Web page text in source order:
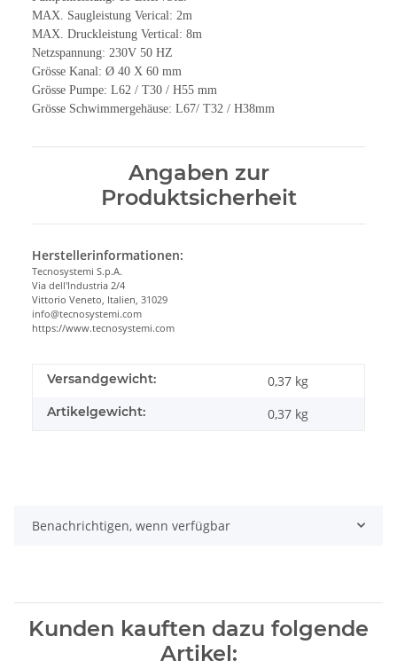
MAX. Saugleistung Verical: 2m
MAX. Druckleistung Vertical: 8m
Netzspannung: 230V 50 HZ
Grösse Kanal: Ø 40 X 60 mm
Grösse Pumpe: L62 / T30 / H55 mm
Grösse Schwimmergehäuse: L67/ T32 / H38mm
Angaben zur
Produktsicherheit
Herstellerinformationen:
Tecnosystemi S.p.A.
Via dell'Industria 2/4
Vittorio Veneto, Italien, 31029
info@tecnosystemi.com
https://www.tecnosystemi.com
Versandgewicht: 0,37 kg
Artikelgewicht: 0,37 kg
Benachrichtigen, wenn verfügbar
Kunden kauften dazu folgende
Artikel: